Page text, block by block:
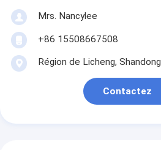
Mrs. Nancylee
+86 15508667508
Région de Licheng, Shandong
Contactez